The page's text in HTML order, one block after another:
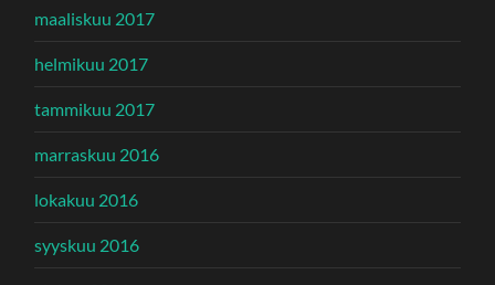
maaliskuu 2017
helmikuu 2017
tammikuu 2017
marraskuu 2016
lokakuu 2016
syyskuu 2016